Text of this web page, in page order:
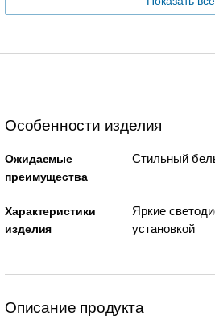
Особенности изделия
Ожидаемые
преимущества
Стильный
Характеристики
изделия
Яркие
установкой
Описание продукта